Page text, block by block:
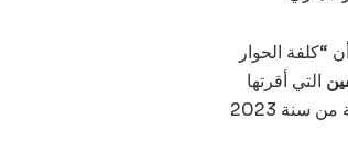
“كلفة الحوار
التي أقرتها
الحكومة في إطار الحوار الاجتماعي، ستبلُغ قيمتها 44 مليارا و835 مليون درهم؛ بداية من سنة 2023